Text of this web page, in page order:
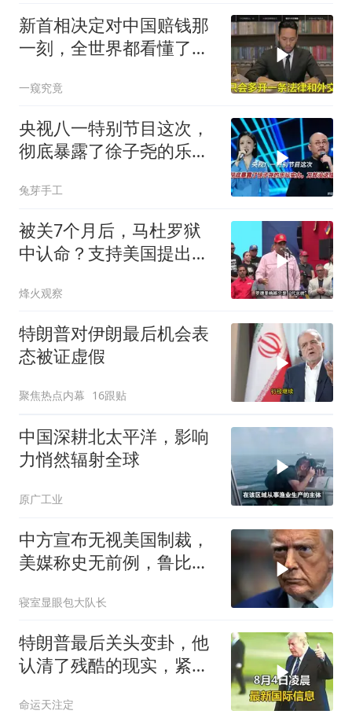
新首相决定对中国赔钱那
一刻，全世界都看懂了：
一窥究竟
央视八一特别节目这次，
彻底暴露了徐子尧的乐坛
兔芽手工
被关7个月后，马杜罗狱
中认命？支持美国提出的
烽火观察
特朗普对伊朗最后机会表
态被证虚假
聚焦热点内幕 16跟贴
中国深耕北太平洋，影响
力悄然辐射全球
原广工业
中方宣布无视美国制裁，
美媒称史无前例，鲁比
寝室显眼包大队长
特朗普最后关头变卦，他
认清了残酷的现实，紧急
命运天注定